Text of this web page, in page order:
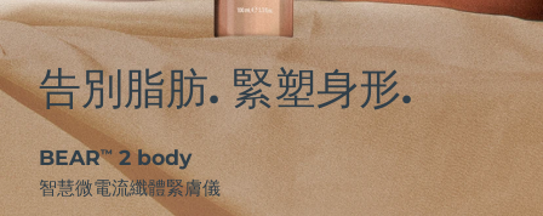
告別脂肪. 緊塑身形.
BEAR™ 2 body
智慧微電流纖體緊膚儀